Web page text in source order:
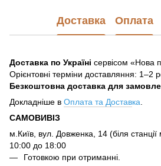
Доставка Оплата
Доставка по Україні сервісом «Нова
Орієнтовні терміни доставляння: 1–2
Безкоштовна доставка для
Докладніше в Оплата та Доставка
САМОВИВІЗ
м.Київ, вул. Довженка, 14 (біля
10:00 до 18:00
Готовкою при отриманні.